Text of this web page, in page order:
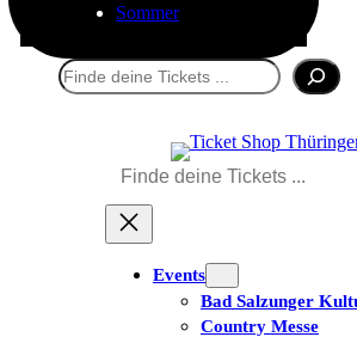
Sommer
Suchen
Suchen
Events
Bad Salzunger
Country Messe
Tickets kaufen